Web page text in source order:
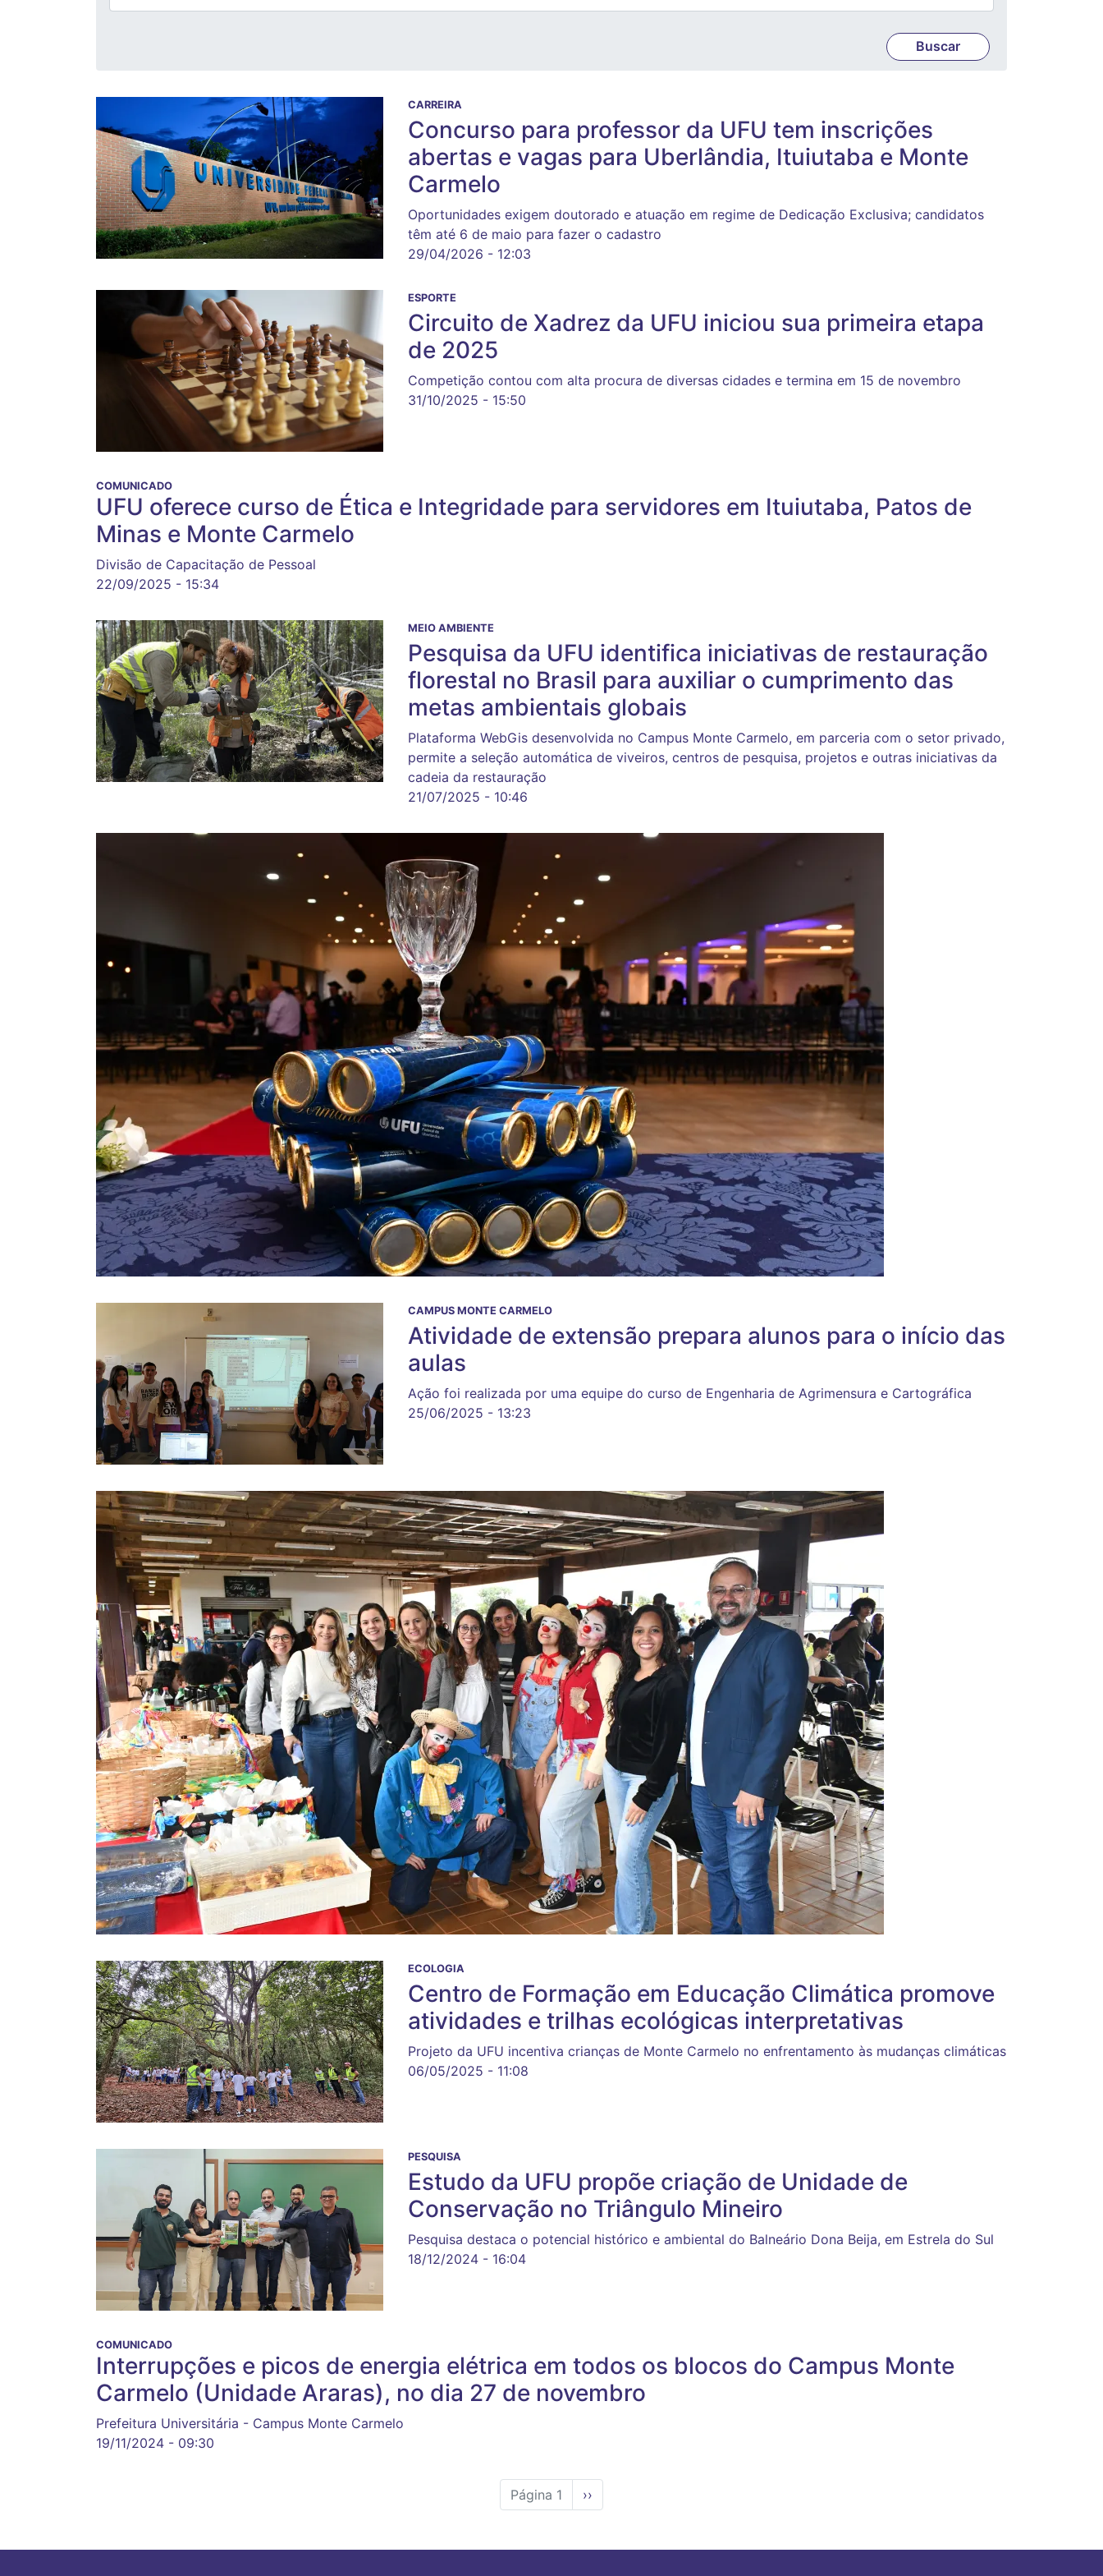
CARREIRA
Concurso para professor da UFU tem inscrições
abertas e vagas para Uberlândia, Ituiutaba e Monte
Carmelo
Oportunidades exigem doutorado e atuação em regime de Dedicação Exclusiva; candidatos
têm até 6 de maio para fazer o cadastro
29/04/2026 - 12:03
ESPORTE
Circuito de Xadrez da UFU iniciou sua primeira etapa
de 2025
Competição contou com alta procura de diversas cidades e termina em 15 de novembro
31/10/2025 - 15:50
COMUNICADO
UFU oferece curso de Ética e Integridade para servidores em Ituiutaba, Patos de
Minas e Monte Carmelo
Divisão de Capacitação de Pessoal
22/09/2025 - 15:34
MEIO AMBIENTE
Pesquisa da UFU identifica iniciativas de restauração
florestal no Brasil para auxiliar o cumprimento das
metas ambientais globais
Plataforma WebGis desenvolvida no Campus Monte Carmelo, em parceria com o setor privado,
permite a seleção automática de viveiros, centros de pesquisa, projetos e outras iniciativas da
cadeia da restauração
21/07/2025 - 10:46
CAMPUS MONTE CARMELO
Atividade de extensão prepara alunos para o início das
aulas
Ação foi realizada por uma equipe do curso de Engenharia de Agrimensura e Cartográfica
25/06/2025 - 13:23
ECOLOGIA
Centro de Formação em Educação Climática promove
atividades e trilhas ecológicas interpretativas
Projeto da UFU incentiva crianças de Monte Carmelo no enfrentamento às mudanças climáticas
06/05/2025 - 11:08
PESQUISA
Estudo da UFU propõe criação de Unidade de
Conservação no Triângulo Mineiro
Pesquisa destaca o potencial histórico e ambiental do Balneário Dona Beija, em Estrela do Sul
18/12/2024 - 16:04
COMUNICADO
Interrupções e picos de energia elétrica em todos os blocos do Campus Monte
Carmelo (Unidade Araras), no dia 27 de novembro
Prefeitura Universitária - Campus Monte Carmelo
19/11/2024 - 09:30
Página 1
Próxima
página
››